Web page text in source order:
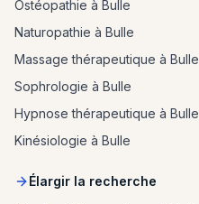
Ostéopathie à Bulle
Naturopathie à Bulle
Massage thérapeutique à Bulle
Sophrologie à Bulle
Hypnose thérapeutique à Bulle
Kinésiologie à Bulle
Élargir la recherche